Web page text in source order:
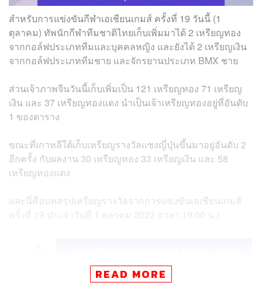
สำหรับการแข่งขันกีฬาเอเชียนเกมส์ ครั้งที่ 19 วันนี้ (1
ตุลาคม) ทัพนักกีฬาทีมชาติไทยเก็บเพิ่มมาได้ 2 เหรียญทอง
จากกอล์ฟประเภททีมและบุคคลหญิง และยังได้ 2 เหรียญเงิน
จากกอล์ฟประเภททีมชาย และจักรยานประเภท BMX ชาย
ส่วนเจ้าภาพจีนวันนี้เก็บเพิ่มเป็น 121 เหรียญทอง 71 เหรียญ
เงิน และ 37 เหรียญทองแดง นำเป็นเจ้าเหรียญทองอยู่ที่อันดับ
1 ของตาราง
ขณะที่เกาหลีใต้เก็บเหรียญรางวัลแซงญี่ปุ่นขึ้นมาอยู่อันดับ 2
อีกครั้ง กับผลงาน 30 เหรียญทอง 33 เหรียญเงิน และ 58
เหรียญทองแดง
และนี่คือบทสรุปเหรียญรางวัลจากการแข่งขันเอเชียนเกมส์
ครั้งที่ 19 ประจำวันที่ 1 ตุลาคม 2023 (เวลา 19.00 น.)
READ MORE